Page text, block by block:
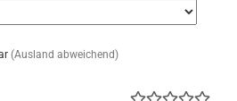
(Ausland abweichend)